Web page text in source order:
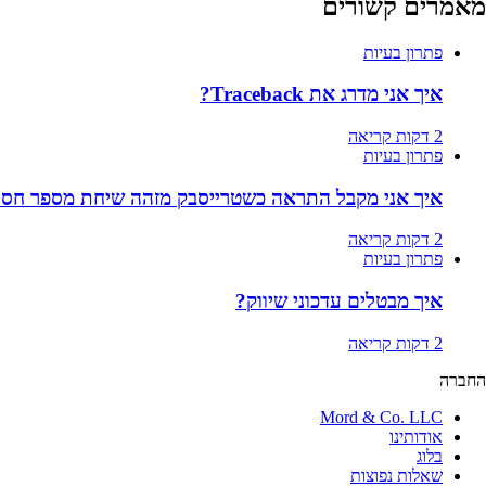
מאמרים קשורים
פתרון בעיות
איך אני מדרג את Traceback?
2 דקות קריאה
פתרון בעיות
איך אני מקבל התראה כשטרייסבק מזהה שיחת מספר
2 דקות קריאה
פתרון בעיות
איך מבטלים עדכוני שיווק?
2 דקות קריאה
החברה
Mord & Co. LLC
אודותינו
בלוג
שאלות נפוצות